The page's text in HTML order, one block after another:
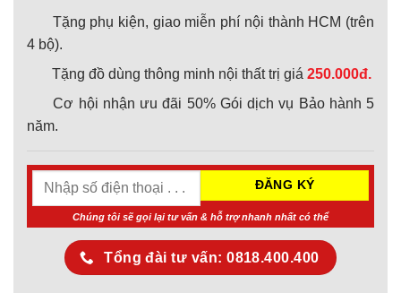
Tặng phụ kiện, giao miễn phí nội thành HCM (trên
4 bộ).
Tặng đồ dùng thông minh nội thất trị giá 250.000đ.
Cơ hội nhận ưu đãi 50% Gói dịch vụ Bảo hành 5
năm.
Chúng tôi sẽ gọi lại tư vấn & hỗ trợ nhanh nhất có thể
Tổng đài tư vấn: 0818.400.400